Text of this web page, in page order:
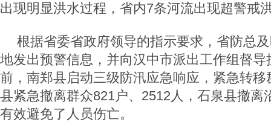
出现明显洪水过程，省内7条河流出现超警戒
根据省委省政府领导的指示要求，省防总
地发出预警信息，并向汉中市派出工作组督
前，南郑县启动三级防汛应急响应，紧急转
县紧急撤离群众821户、2512人，石泉县撤离
有效避免了人员伤亡。